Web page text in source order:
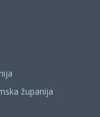
županija